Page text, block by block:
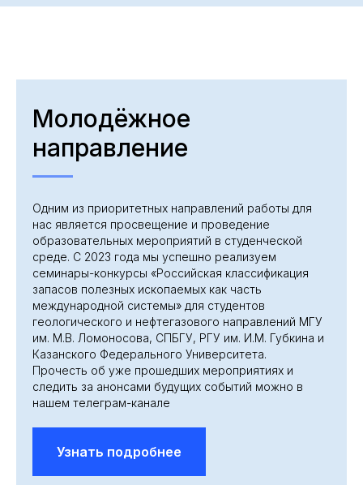
Молодёжное
направление
Одним из приоритетных направлений работы для
нас является просвещение и проведение
образовательных мероприятий в студенческой
среде. С 2023 года мы успешно реализуем
семинары-конкурсы «Российская классификация
запасов полезных ископаемых как часть
международной системы» для студентов
геологического и нефтегазового направлений МГУ
им. М.В. Ломоносова, СПБГУ, РГУ им. И.М. Губкина и
Казанского Федерального Университета.
Прочесть об уже прошедших мероприятиях и
следить за анонсами будущих событий можно в
нашем телеграм-канале
Узнать подробнее